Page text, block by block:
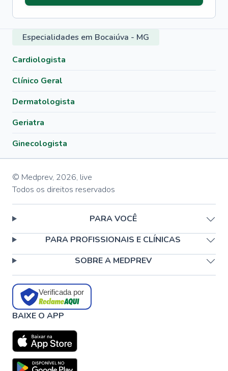
Especialidades em Bocaiúva - MG
Cardiologista
Clínico Geral
Dermatologista
Geriatra
Ginecologista
© Medprev, 2026, live
Todos os direitos reservados
PARA VOCÊ
PARA PROFISSIONAIS E CLÍNICAS
SOBRE A MEDPREV
Verificada por
BAIXE O APP